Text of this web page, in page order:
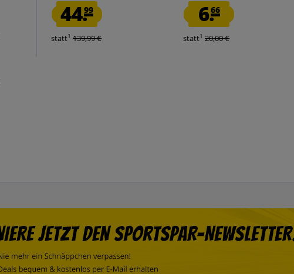
44.99
statt1 139,99 €
6.66
statt1 20,00 €